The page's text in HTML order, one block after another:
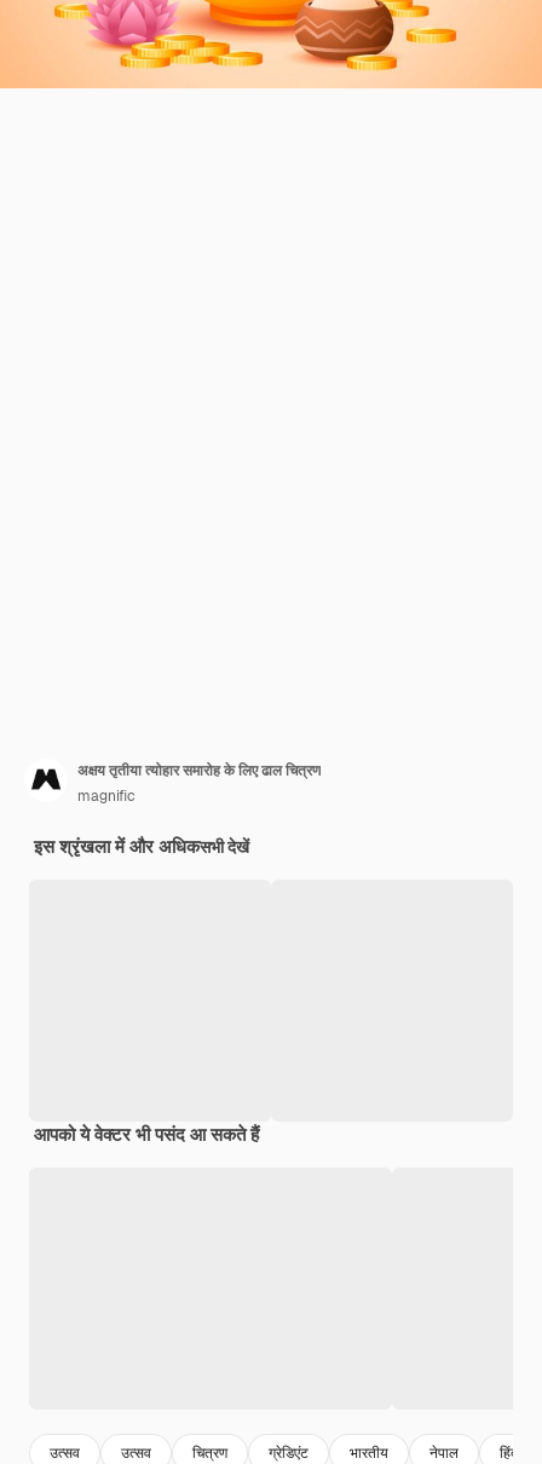
अक्षय तृतीया त्योहार समारोह के लिए ढाल चित्रण
magnific
इस श्रृंखला में और अधिकसभी देखें
आपको ये वेक्टर भी पसंद आ सकते हैं
उत्सव उत्सव चित्रण ग्रेडिएंट भारतीय नेपाल हिंदू